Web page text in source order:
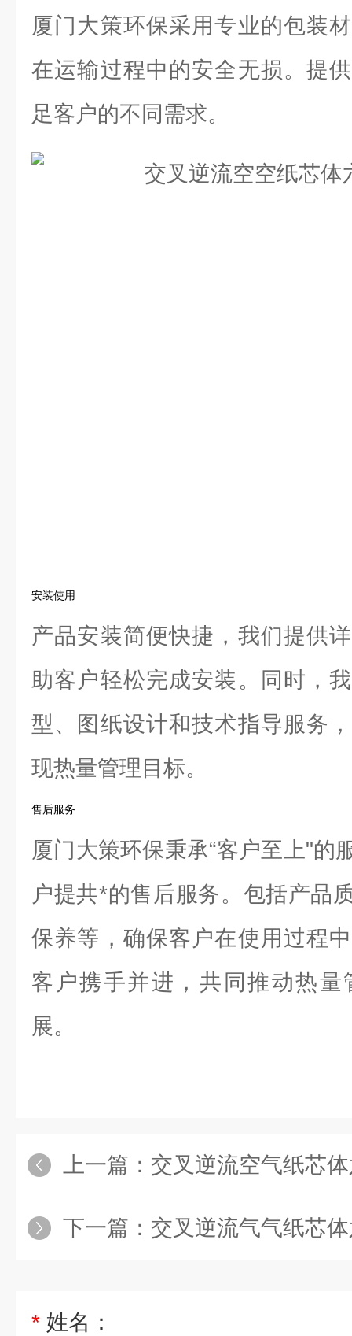
厦门大策环保采用专业的包装
在运输过程中的安全无损。提
足客户的不同需求。
安装使用
产品安装简便快捷，我们提供
助客户轻松完成安装。同时，
型、图纸设计和技术指导服务
现热量管理目标。
售后服务
厦门大策环保秉承“客户至上"的
户提共*的售后服务。包括产品
保养等，确保客户在使用过程
客户携手并进，共同推动热
展。
上一篇： 交叉逆流空气纸芯
下一篇： 交叉逆流气气纸芯
* 姓名：